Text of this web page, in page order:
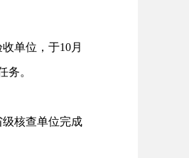
单位，于10月
务。
核查单位完成